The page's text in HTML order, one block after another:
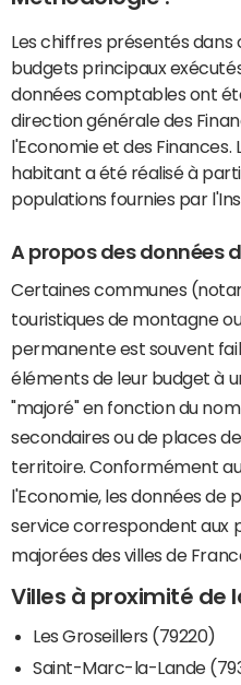
Les chiffres présentés dans
budgets principaux
données comptables ont
direction générale des
l'Economie et des
habitant a été réalisé à
populations fournies par
A propos des données
Certaines communes
touristiques de montagne
permanente est souvent
éléments de leur budget à
"majoré" en fonction du
secondaires ou de places
territoire. Conformément
l'Economie, les données de
service correspondent aux
majorées des villes de
Villes à proximité de
Les Groseillers (79220)
Saint-Marc-la-Lande